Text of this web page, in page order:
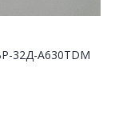
32Д-А630TDM